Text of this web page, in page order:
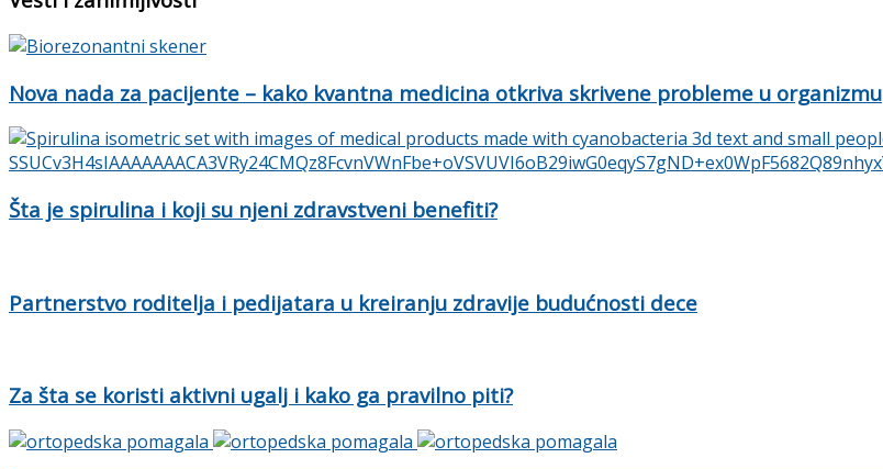
Nova nada za pacijente – kako kvantna medicina otkriva skrivene probleme u organizmu
Šta je spirulina i koji su njeni zdravstveni benefiti?
Partnerstvo roditelja i pedijatara u kreiranju zdravije budućnosti dece
Za šta se koristi aktivni ugalj i kako ga pravilno piti?